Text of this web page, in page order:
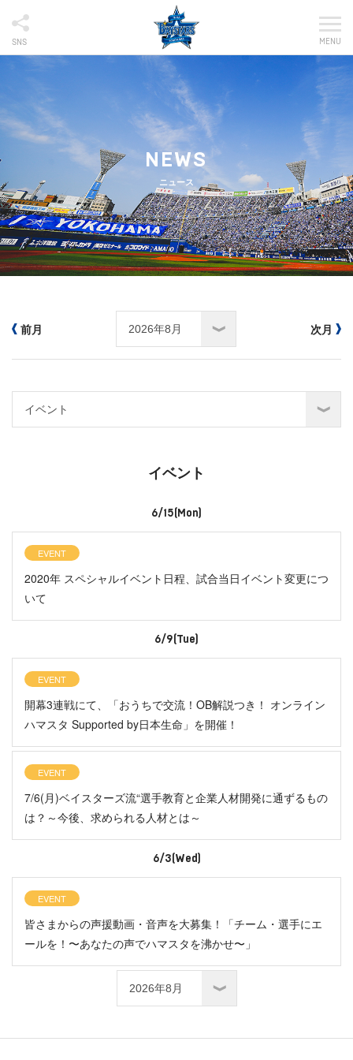
SNS MENU
NEWS
ニュース
前月 次月
イベント
6/15(Mon)
EVENT
2020年 スペシャルイベント日程、試合当日イベント変更につ
いて
6/9(Tue)
EVENT
開幕3連戦にて、「おうちで交流！OB解説つき！ オンライン
ハマスタ Supported by日本生命」を開催！
EVENT
7/6(月)ベイスターズ流“選手教育と企業人材開発に通ずるもの
は？～今後、求められる人材とは～
6/3(Wed)
EVENT
皆さまからの声援動画・音声を大募集！「チーム・選手にエ
ールを！〜あなたの声でハマスタを沸かせ〜」